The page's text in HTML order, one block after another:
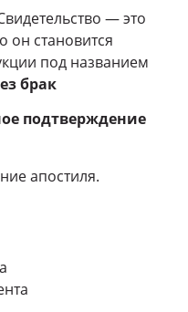
— это
он становится
под названием
брак
подтверждение
апостиля.